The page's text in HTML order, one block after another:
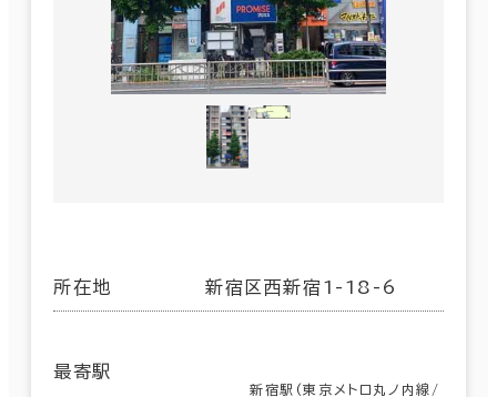
所在地 新宿区西新宿1-18-6
最寄駅
新宿駅(東京メトロ丸ノ内線/